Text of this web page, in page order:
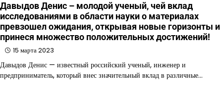
Давыдов Денис – молодой ученый, чей вклад
исследованиями в области науки о материалах
превзошел ожидания, открывая новые горизонты и
принеся множество положительных достижений!
15 марта 2023
Давыдов Денис — известный российский ученый, инженер и
предприниматель, который внес значительный вклад в различные…